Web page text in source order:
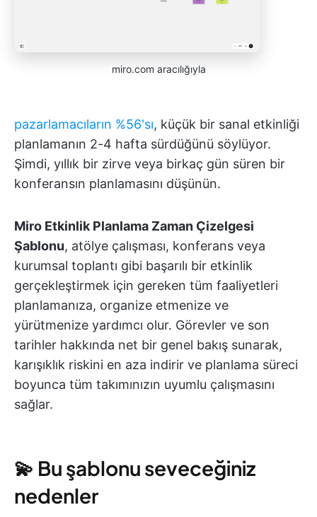
miro.com aracılığıyla
pazarlamacıların %56'sı, küçük bir sanal etkinliği
planlamanın 2-4 hafta sürdüğünü söylüyor.
Şimdi, yıllık bir zirve veya birkaç gün süren bir
konferansın planlamasını düşünün.
Miro Etkinlik Planlama Zaman Çizelgesi
Şablonu, atölye çalışması, konferans veya
kurumsal toplantı gibi başarılı bir etkinlik
gerçekleştirmek için gereken tüm faaliyetleri
planlamanıza, organize etmenize ve
yürütmenize yardımcı olur. Görevler ve son
tarihler hakkında net bir genel bakış sunarak,
karışıklık riskini en aza indirir ve planlama süreci
boyunca tüm takımınızın uyumlu çalışmasını
sağlar.
💫 Bu şablonu seveceğiniz
nedenler